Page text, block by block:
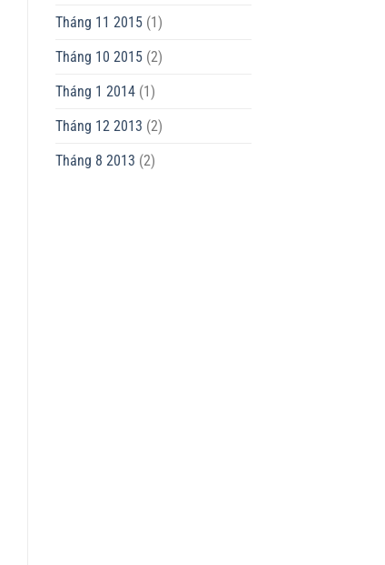
Tháng 11 2015(1)
Tháng 10 2015(2)
Tháng 1 2014(1)
Tháng 12 2013 (2)
Tháng 8 2013 (2)